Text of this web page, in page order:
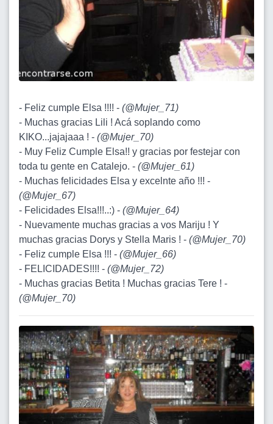
- Feliz cumple Elsa !!!! - (@Mujer_71)
- Muchas gracias Lili ! Acá soplando como
KIKO...jajajaaa ! - (@Mujer_70)
- Muy Feliz Cumple Elsa!! y gracias por festejar con
toda tu gente en Catalejo. - (@Mujer_61)
- Muchas felicidades Elsa y excelnte año !!! -
(@Mujer_67)
- Felicidades Elsa!!!..:) - (@Mujer_64)
- Nuevamente muchas gracias a vos Mariju ! Y
muchas gracias Dorys y Stella Maris ! - (@Mujer_70)
- Feliz cumple Elsa !!! - (@Mujer_66)
- FELICIDADES!!!! - (@Mujer_72)
- Muchas gracias Betita ! Muchas gracias Tere ! -
(@Mujer_70)